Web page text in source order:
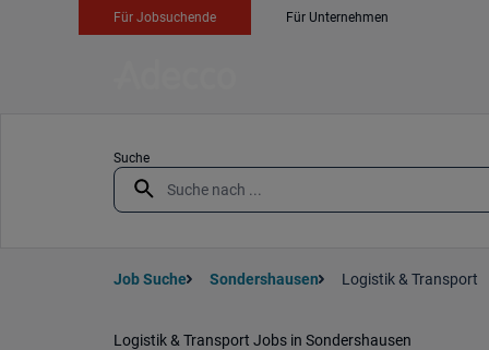
Für Jobsuchende Für Unternehmen
Suche
Job Suche Sondershausen Logistik & Transport
Logistik & Transport Jobs in Sondershausen